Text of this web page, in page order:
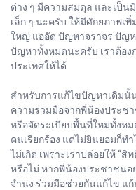
ต่าง ๆ มีความสมดุล และเป็น
เล็ก ๆ นะครับ ให้มีศักยภาพเ
ใหญ่ แออัด ปัญหาจราจร ปัญ
ปัญหาทั้งหมดนะครับ เราต้อง
ประเทศให้ได้
สำหรับการแก้ไขปัญหาเดิมนั้
ความร่วมมือจากพี่น้องประช
หรือจัดระเบียบพื้นที่ใหม่ทั้งห
คนเรียกร้อง แต่ไม่ยินยอมก็ท
ไม่เกิด เพราะเราปล่อยให้ “
หรือไม่ หากพี่น้องประชาชนอ
จำนง ร่วมมือช่วยกันแก้ไข แ